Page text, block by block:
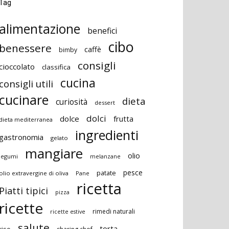
benefici
bimby caffè cibo
classifica consigli
utili cucina
curiosità dessert dieta
mediterranea dolce dolci
frutta
gelato ingredienti
mangiare melanzane olio
extravergine di oliva Pane patate pesce
tipici pizza ricetta
ricette estive rimedi naturali